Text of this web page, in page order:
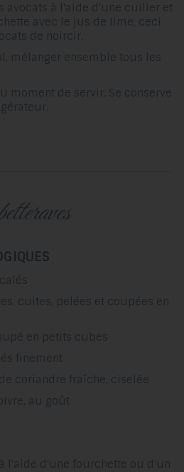
avocats à l'aide d'une cuiller et
avec le jus de lime; ceci
de noircir.
mélanger ensemble tous les
moment de servir. Se conserve
cuites, pelées et coupées en
en petits cubes
finement
coriandre fraîche, ciselée
au goût
l'aide d'une fourchette ou d'un